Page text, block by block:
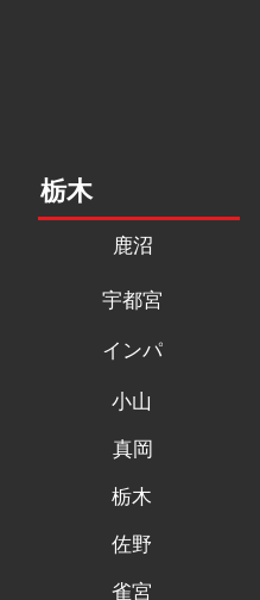
栃木
鹿沼
宇都宮
インパ
小山
真岡
栃木
佐野
雀宮